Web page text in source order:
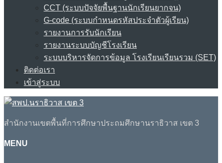
CCT (ระบบปัจจัยพื้นฐานนักเรียนยากจน)
G-code (ระบบกำหนดรหัสประจำตัวผู้เรียน)
รายงานการรับนักเรียน
รายงานระบบบัญชีโรงเรียน
ระบบบริหารจัดการข้อมูล โรงเรียนเรียนรวม (SET)
ติดต่อเรา
เข้าสู่ระบบ
สำนักงานเขตพื้นที่การศึกษาประถมศึกษานราธิวาส เขต 3
MENU